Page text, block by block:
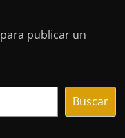
para publicar un
Buscar